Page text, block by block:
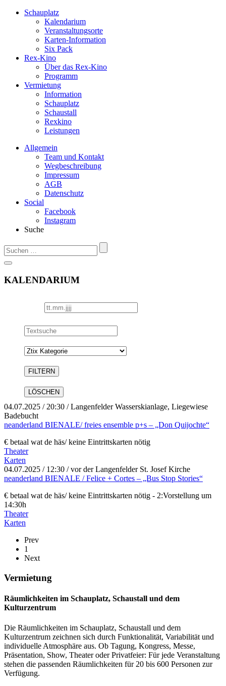
Schauplatz
Kalendarium
Veranstaltungsorte
Karten-Information
Six Pack
Rex-Kino
Über das Rex-Kino
Programm
Vermietung
Information
Schauplatz
Schaustall
Rexkino
Leistungen
Allgemein
Team und Kontakt
Wegbeschreibung
Impressum
AGB
Datenschutz
Social
Facebook
Instagram
Suche
Suchen
nach:
KALENDARIUM
Datum
Textsuche
Kategorie
04.07.2025 / 20:30 / Langenfelder Wasserskianlage, Liegewiese
Badebucht
neanderland BIENALE/ freies ensemble p+s – „Don Quijochte“
€ betaal wat de häs/ keine Eintrittskarten nötig
Theater
Karten
04.07.2025 / 12:30 / vor der Langenfelder St. Josef Kirche
neanderland BIENALE / Felice + Cortes – „Bus Stop Stories“
€ betaal wat de häs/ keine Eintrittskarten nötig - 2:Vorstellung um
14:30h
Theater
Karten
Prev
1
Next
Vermietung
Räumlichkeiten im Schauplatz, Schaustall und dem
Kulturzentrum
Die Räumlichkeiten im Schauplatz, Schaustall und dem
Kulturzentrum zeichnen sich durch Funktionalität, Variabilität und
individuelle Atmosphäre aus. Ob Tagung, Kongress, Messe,
Präsentation, Show, Theater oder Privatfeier: Für jede Veranstaltung
stehen die passenden Räumlichkeiten für 20 bis 600 Personen zur
Verfügung.